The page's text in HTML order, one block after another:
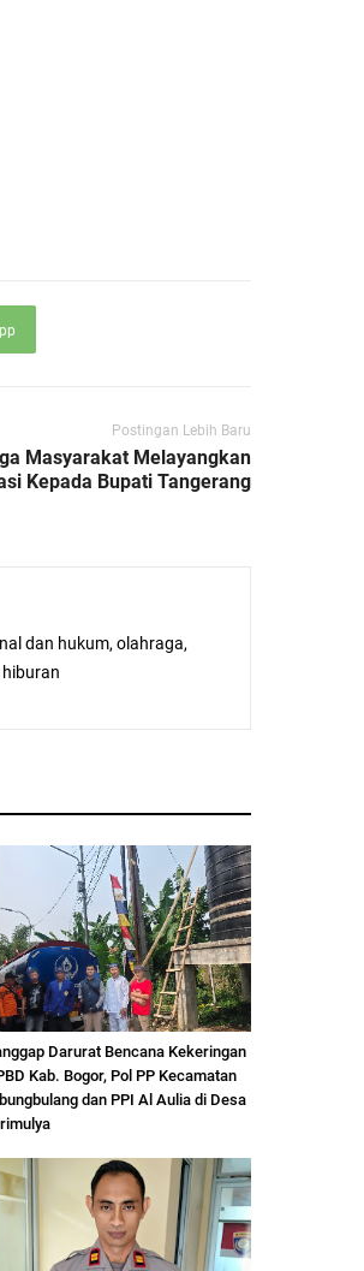
Postingan Lebih Baru
Masyarakat Melayangkan
Kepada Bupati Tangerang
dan hukum, olahraga,
Darurat Bencana Kekeringan
Kab. Bogor, Pol PP Kecamatan
dan PPI Al Aulia di Desa